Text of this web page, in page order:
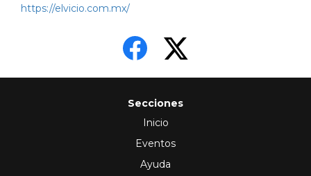
https://elvicio.com.mx/
Secciones
Inicio
Eventos
Ayuda